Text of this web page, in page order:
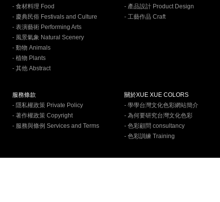
- 食材料理 Food
- 慶典民俗 Festivals and Culture
- 表演藝術 Performing Arts
- 風景氣象 Natural Scenery
- 動物 Animals
- 植物 Plants
- 其他 Abstract
- 產品設計 Product Design
- 工藝作品 Craft
服務條款
- 隱私權政策 Private Policy
- 著作權政策 Copyright
- 服務與條例 Services and Terms
關於XUE XUE COLORS
- 學學台灣文化色彩網站簡介
- 為何要研究台灣文化色彩
- 色彩顧問 consultancy
- 色彩訓練 Training